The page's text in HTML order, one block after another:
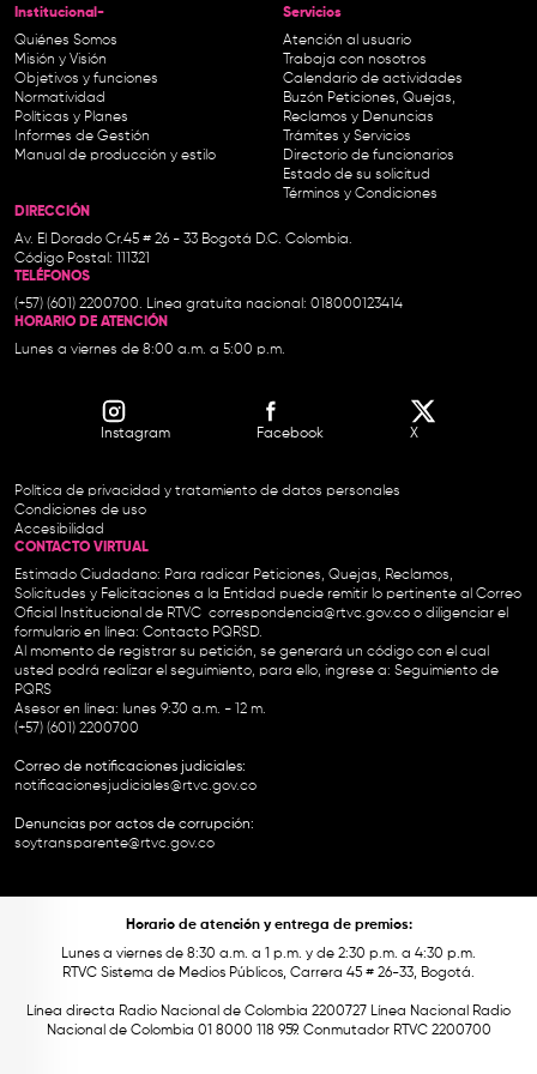
Institucional-
Quiénes Somos
Misión y Visión
Objetivos y funciones
Normatividad
Políticas y Planes
Informes de Gestión
Manual de producción y estilo
Servicios
Atención al usuario
Trabaja con nosotros
Calendario de actividades
Buzón Peticiones, Quejas,
Reclamos y Denuncias
Trámites y Servicios
Directorio de funcionarios
Estado de su solicitud
Términos y Condiciones
DIRECCIÓN
Av. El Dorado Cr.45 # 26 - 33 Bogotá D.C. Colombia.
Código Postal: 111321
TELÉFONOS
(+57) (601) 2200700. Línea gratuita nacional: 018000123414
HORARIO DE ATENCIÓN
Lunes a viernes de 8:00 a.m. a 5:00 p.m.
Instagram Facebook X
Política de privacidad y tratamiento de datos personales
Condiciones de uso
Accesibilidad
CONTACTO VIRTUAL
Estimado Ciudadano: Para radicar Peticiones, Quejas, Reclamos,
Solicitudes y Felicitaciones a la Entidad puede remitir lo pertinente al Correo
Oficial Institucional de RTVC correspondencia@rtvc.gov.co o diligenciar el
formulario en línea: Contacto PQRSD.
Al momento de registrar su petición, se generará un código con el cual
usted podrá realizar el seguimiento, para ello, ingrese a: Seguimiento de
PQRS
Asesor en línea: lunes 9:30 a.m. - 12 m.
(+57) (601) 2200700
Correo de notificaciones judiciales:
notificacionesjudiciales@rtvc.gov.co
Denuncias por actos de corrupción:
soytransparente@rtvc.gov.co
Horario de atención y entrega de premios:
Lunes a viernes de 8:30 a.m. a 1 p.m. y de 2:30 p.m. a 4:30 p.m.
RTVC Sistema de Medios Públicos, Carrera 45 # 26-33, Bogotá.
Línea directa Radio Nacional de Colombia 2200727 Línea Nacional Radio
Nacional de Colombia 01 8000 118 959. Conmutador RTVC 2200700